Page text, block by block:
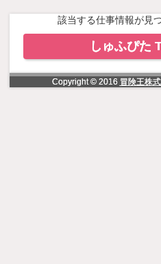
該当する仕事情報が見
しゅふぴた
Copyright © 2016 冒険王株